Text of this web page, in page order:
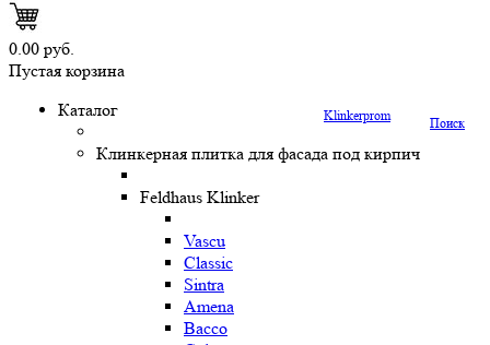
0.00 руб.
Пустая корзина
Поиск
Klinkerprom
Каталог
Клинкерная плитка для фасада под кирпич
Feldhaus Klinker
Vascu
Classic
Sintra
Amena
Bacco